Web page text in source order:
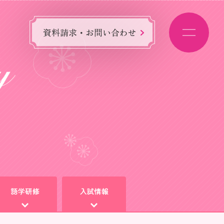
資料請求・お問い合わせ